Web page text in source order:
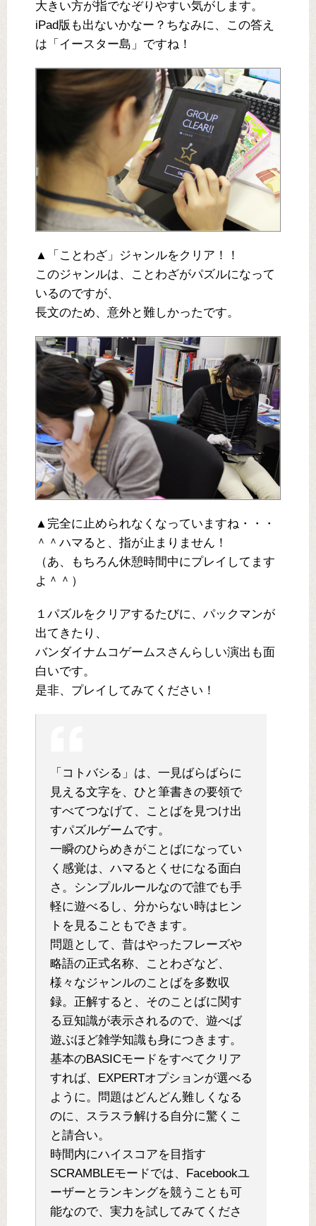
大きい方が指でなぞりやすい気がします。
iPad版も出ないかなー？ちなみに、この答え
は「イースター島」ですね！
▲「ことわざ」ジャンルをクリア！！
このジャンルは、ことわざがパズルになって
いるのですが、
長文のため、意外と難しかったです。
▲完全に止められなくなっていますね・・・
＾＾ハマると、指が止まりません！
（あ、もちろん休憩時間中にプレイしてます
よ＾＾）
１パズルをクリアするたびに、パックマンが
出てきたり、
バンダイナムコゲームスさんらしい演出も面
白いです。
是非、プレイしてみてください！
「コトバシる」は、一見ばらばらに
見える文字を、ひと筆書きの要領で
すべてつなげて、­ことばを見つけ出
すパズルゲームです。
一瞬のひらめきがことばになってい
く感覚は、ハマるとくせになる面白
さ。シンプルルー­ルなので誰でも手
軽に遊べるし、分からない時はヒン
トを見ることもできます。
問題として、昔はやったフレーズや
略語の正式名称、ことわざなど、
様々なジャンルのこ­とばを多数収
録。正解すると、そのことばに関す
る豆知識が表示されるので、遊べば
遊ぶ­ほど雑学知識も身につきます。
基本のBASICモードをすべてクリア
すれば、EXPERTオプションが選べる
ように­。問題はどんどん難しくなる
のに、スラスラ解ける自分に驚くこ
と請合い。
時間内にハイスコアを目指す
SCRAMBLEモードでは、Facebookユ
ーザーと­ランキングを競うことも可
能なので、実力を試してみてくださ